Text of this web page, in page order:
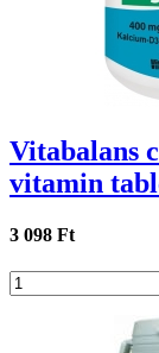
Vitabalans
vitamin
3 098 Ft